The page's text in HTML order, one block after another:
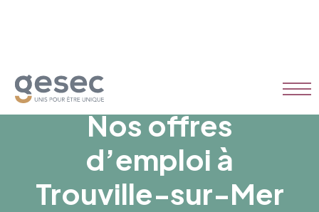
Nos offres
d’emploi à
Trouville-sur-Mer